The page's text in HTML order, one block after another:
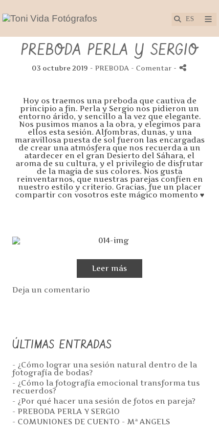
PREBODA PERLA Y SERGIO
03 octubre 2019 - PREBODA - Comentar -
Hoy os traemos una preboda que cautiva de
principio a fin. Perla y Sergio nos pidieron un
entorno árido, y sencillo a la vez que elegante.
Nos pusimos manos a la obra, y elegimos para
ellos esta sesión. Alfombras, dunas, y una
maravillosa puesta de sol fueron las encargadas
de crear una atmósfera que nos recuerda a un
atardecer en el gran Desierto del Sáhara, el
aroma de su cultura, y el privilegio de disfrutar
de la magia de sus colores. Nos gusta
reinventarnos, que nuestras parejas confíen en
nuestro estilo y criterio. Gracias, fue un placer
compartir con vosotros este mágico momento ♥
Leer más
Deja un comentario
ÚLTIMAS ENTRADAS
- ¿Cómo lograr una sesión natural dentro de la
fotografía de bodas?
- ¿Cómo la fotografía emocional transforma tus
recuerdos?
- ¿Por qué hacer una sesión de fotos en pareja?
- PREBODA PERLA Y SERGIO
- COMUNIONES DE CUENTO - Mª ANGELS